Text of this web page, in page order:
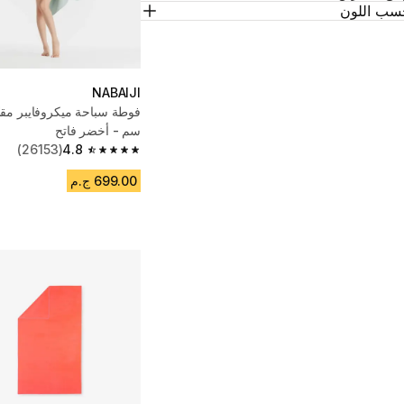
اللون
NABAIJI
سم - أخضر فاتح
4.8
4.8 out of 5 stars from 26153 reviews
(26153)
699.00 ج.م